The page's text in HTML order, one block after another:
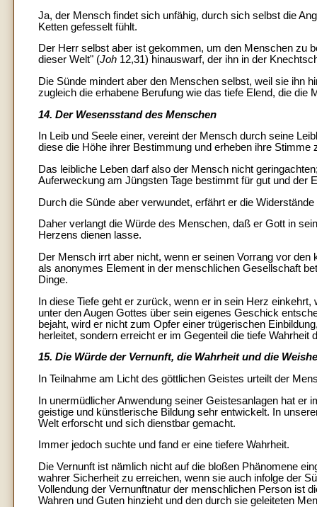
Ja, der Mensch findet sich unfähig, durch sich selbst die
Ketten gefesselt fühlt.
Der Herr selbst aber ist gekommen, um den Menschen zu
dieser Welt" (Joh 12,31) hinauswarf, der ihn in der
Die Sünde mindert aber den Menschen selbst, weil sie ihn
zugleich die erhabene Berufung wie das tiefe Elend, die die
14. Der Wesensstand des Menschen
In Leib und Seele einer, vereint der Mensch durch seine
diese die Höhe ihrer Bestimmung und erheben ihre Stimme
Das leibliche Leben darf also der Mensch nicht
Auferweckung am Jüngsten Tage bestimmt für gut und der
Durch die Sünde aber verwundet, erfährt er die
Daher verlangt die Würde des Menschen, daß er Gott in
Herzens dienen lasse.
Der Mensch irrt aber nicht, wenn er seinen Vorrang vor
als anonymes Element in der menschlichen Gesellschaft
Dinge.
In diese Tiefe geht er zurück, wenn er in sein Herz
unter den Augen Gottes über sein eigenes Geschick
bejaht, wird er nicht zum Opfer einer trügerischen
herleitet, sondern erreicht er im Gegenteil die tiefe Wahrheit
15. Die Würde der Vernunft, die Wahrheit und die
In Teilnahme am Licht des göttlichen Geistes urteilt der
In unermüdlicher Anwendung seiner Geistesanlagen hat er
geistige und künstlerische Bildung sehr entwickelt. In
Welt erforscht und sich dienstbar gemacht.
Immer jedoch suchte und fand er eine tiefere Wahrheit.
Die Vernunft ist nämlich nicht auf die bloßen Phänomene
wahrer Sicherheit zu erreichen, wenn sie auch infolge der
Vollendung der Vernunftnatur der menschlichen Person ist
Wahren und Guten hinzieht und den durch sie geleiteten